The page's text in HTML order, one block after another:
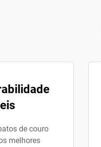
de couro
melhores